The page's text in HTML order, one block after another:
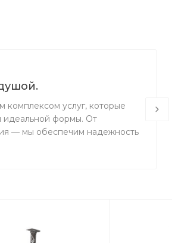
комплексом услуг, которые
идеальной формы. От
— мы обеспечим надежность